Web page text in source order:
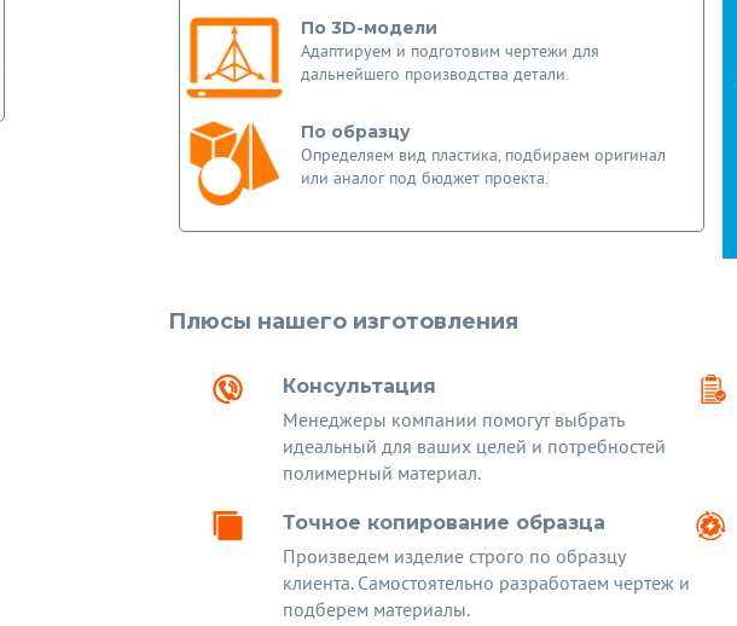
По 3D-модели
Адаптируем и подготовим чертежи для
дальнейшего производства детали.
По образцу
Определяем вид пластика, подбираем оригинал
или аналог под бюджет проекта.
Плюсы нашего изготовления
Консультация
Менеджеры компании помогут выбрать
идеальный для ваших целей и потребностей
полимерный материал.
Точное копирование образца
Произведем изделие строго по образцу
клиента. Самостоятельно разработаем чертеж и
подберем материалы.